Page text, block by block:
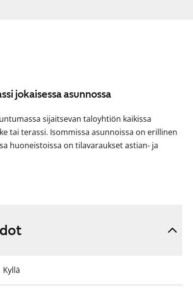
jokaisessa asunnossa
sijaitsevan taloyhtiön kaikissa
tai terassi. Isommissa asunnoissa on erillinen
huoneistoissa on tilavaraukset astian- ja
on vahvistetut ikkunalasitukset, eikä
Kyllä